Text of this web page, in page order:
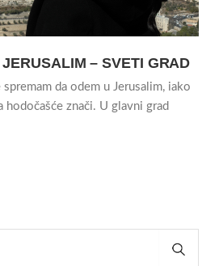
– SVETI GRAD
da odem u Jerusalim, iako
hodočašće znači. U glavni grad